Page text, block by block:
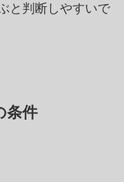
と判断しやすいで
条件